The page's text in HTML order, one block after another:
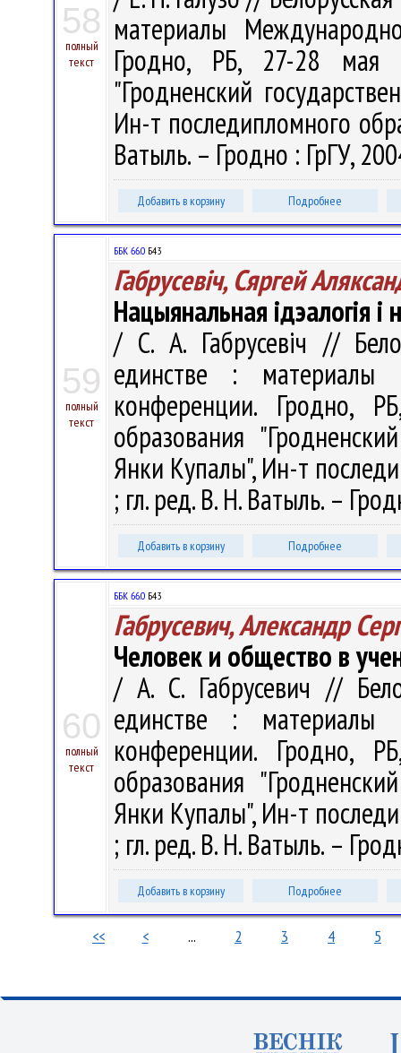
58
полный
текст
материалы
Гродно, РБ, 27-28 мая
"Гродненский
Ин-т последипломного
Ватыль. – Гродно : ГрГУ,
Добавить в корзину Подробнее
59
полный
текст
ББК 66.0 Б43
Габрусевіч, Сяргей
Нацыянальная ідэалогія і
/ С. А. Габрусевіч //
единстве : материалы
конференции. Гродно,
образования
Янки Купалы", Ин-т
; гл. ред. В. Н. Ватыль. –
Добавить в корзину Подробнее
60
полный
текст
ББК 66.0 Б43
Габрусевич, Александр
Человек и общество в
/ А. С. Габрусевич //
единстве : материалы
конференции. Гродно,
образования
Янки Купалы", Ин-т
; гл. ред. В. Н. Ватыль. –
Добавить в корзину Подробнее
<< < ... 2 3 4 5